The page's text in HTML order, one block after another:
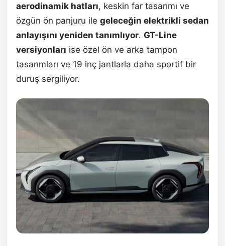
aerodinamik hatları, keskin far tasarımı ve
özgün ön panjuru ile geleceğin elektrikli sedan
anlayışını yeniden tanımlıyor. GT-Line
versiyonları ise özel ön ve arka tampon
tasarımları ve 19 inç jantlarla daha sportif bir
duruş sergiliyor.